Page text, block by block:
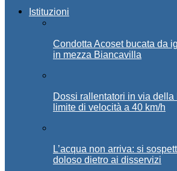
Istituzioni
Condotta Acoset bucata da
in mezza Biancavilla
Dossi rallentatori in via
limite di velocità a 40 km/h
L’acqua non arriva: si
doloso dietro ai disservizi